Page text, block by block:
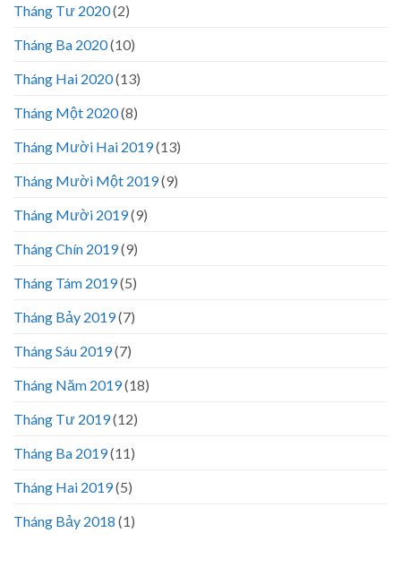
Tháng Tư 2020(2)
Tháng Ba 2020(10)
Tháng Hai 2020(13)
Tháng Một 2020(8)
Tháng Mười Hai 2019(13)
Tháng Mười Một 2019(9)
Tháng Mười 2019(9)
Tháng Chín 2019(9)
Tháng Tám 2019(5)
Tháng Bảy 2019(7)
Tháng Sáu 2019(7)
Tháng Năm 2019(18)
Tháng Tư 2019(12)
Tháng Ba 2019(11)
Tháng Hai 2019(5)
Tháng Bảy 2018 (1)